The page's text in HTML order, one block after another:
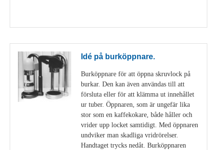
Idé på burköppnare.
Burköppnare för att öppna skruvlock på
burkar. Den kan även användas till att
försluta eller för att klämma ut innehållet
ur tuber. Öppnaren, som är ungefär lika
stor som en kaffekokare, både håller och
vrider upp locket samtidigt. Med öppnaren
undviker man skadliga vridrörelser.
Handtaget trycks nedåt. Burköppnaren